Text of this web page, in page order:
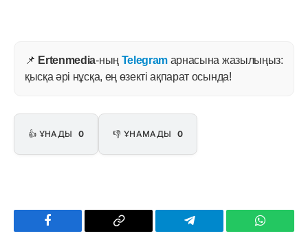
📌 Ertenmedia-ның Telegram арнасына жазылыңыз:
қысқа әрі нұсқа, ең өзекті ақпарат осында!
👍 ҰНАДЫ 0 👎 ҰНАМАДЫ 0
Facebook
Copy
Telegram